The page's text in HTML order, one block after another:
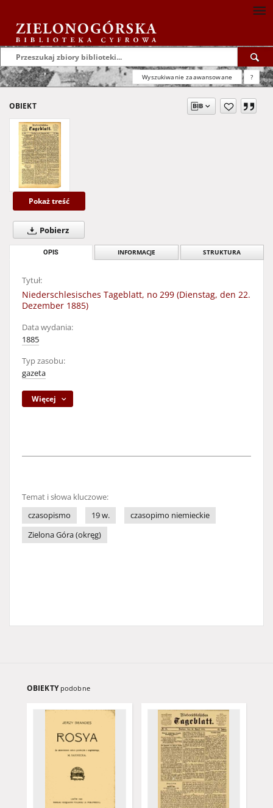
Wyszukiwanie zaawansowane ?
OBIEKT
Pokaż treść
Pobierz
OPIS INFORMACJE STRUKTURA
Tytuł:
Niederschlesisches Tageblatt, no 299 (Dienstag, den 22.
Dezember 1885)
Data wydania:
1885
Typ zasobu:
gazeta
Więcej
Temat i słowa kluczowe:
czasopismo
19 w.
czasopimo niemieckie
Zielona Góra (okręg)
OBIEKTY podobne